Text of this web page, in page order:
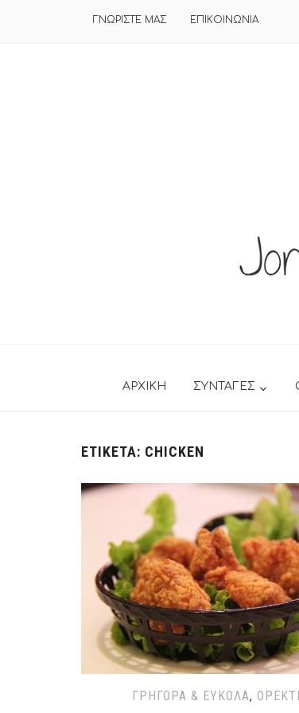
ΓΝΩΡΙΣΤΕ ΜΑΣ ΕΠΙΚΟΙΝΩΝΙΑ
ΑΡΧΙΚΗ ΣΥΝΤΑΓΕΣ
ΕΤΙΚΈΤΑ: CHICKEN
ΓΡΉΓΟΡΑ & ΕΎΚΟΛΑ,